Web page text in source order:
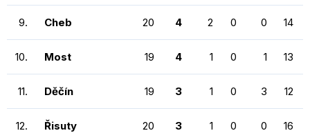
9. Cheb 20 4 2 0 0 14
10. Most 19 4 1 0 1 13
11. Děčín 19 3 1 0 3 12
12. Řisuty 20 3 1 0 0 16